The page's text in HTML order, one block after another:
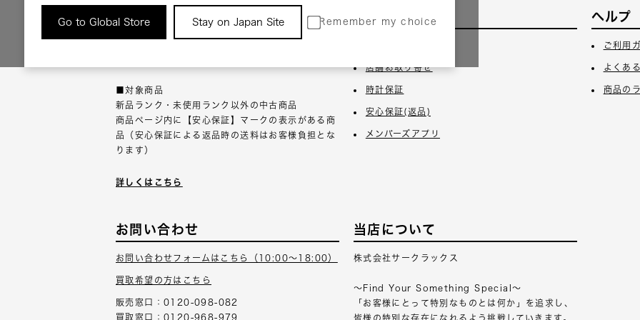
Go to Global Store Stay on Japan Site Remember my choice
返品について
■対象商品
新品ランク・未使用ランク以外の中古商品
商品ページ内に【安心保証】マークの表示がある商
品（安心保証による返品時の送料はお客様負担とな
ります）
詳しくはこちら
サービス
店舗お取り寄せ
時計保証
安心保証(返品)
メンバーズアプリ
ヘルプ
ご利用
よくあ
商品の
お問い合わせ
お問い合わせフォームはこちら（10:00～18:00）
買取希望の方はこちら
販売窓口：0120-098-082
買取窓口：0120-968-979
当店について
株式会社サークラックス
～Find Your Something Special～
「お客様にとって特別なものとは何か」を追求し、
皆様の特別な存在になれるよう挑戦していきます。